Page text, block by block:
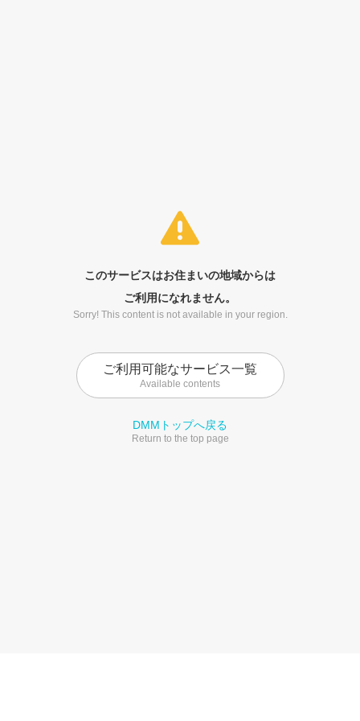
このサービスはお住まいの地域からは
ご利用になれません。
Sorry! This content is not available in your region.
ご利用可能なサービス一覧
Available contents
DMMトップへ戻る
Return to the top page